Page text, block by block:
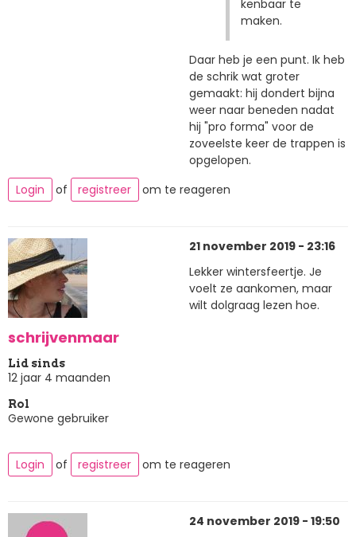
kenbaar te
maken.
Daar heb je een punt. Ik heb
de schrik wat groter
gemaakt: hij dondert bijna
weer naar beneden nadat
hij "pro forma" voor de
zoveelste keer de trappen is
opgelopen.
Login
of registreer om te reageren
schrijvenmaar
Lid sinds
12 jaar 4 maanden
Rol
Gewone gebruiker
21 november 2019 - 23:16
Lekker wintersfeertje. Je
voelt ze aankomen, maar
wilt dolgraag lezen hoe.
Login of registreer om te reageren
24 november 2019 - 19:50